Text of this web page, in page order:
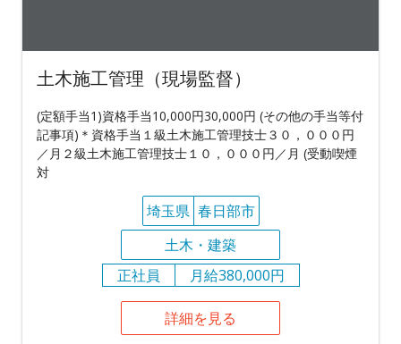
土木施工管理（現場監督）
(定額手当1)資格手当10,000円30,000円 (その他の手当等付
記事項)＊資格手当１級土木施工管理技士３０，０００円
／月２級土木施工管理技士１０，０００円／月 (受動喫煙
対
埼玉県 春日部市
土木・建築
正社員
月給380,000円
詳細を見る